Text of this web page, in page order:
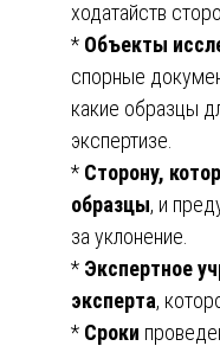
ходатайств
* Объекты
спорные
какие образцы
экспертизе.
* Сторону,
образцы, и
за уклонение.
* Экспертное
эксперта,
* Сроки